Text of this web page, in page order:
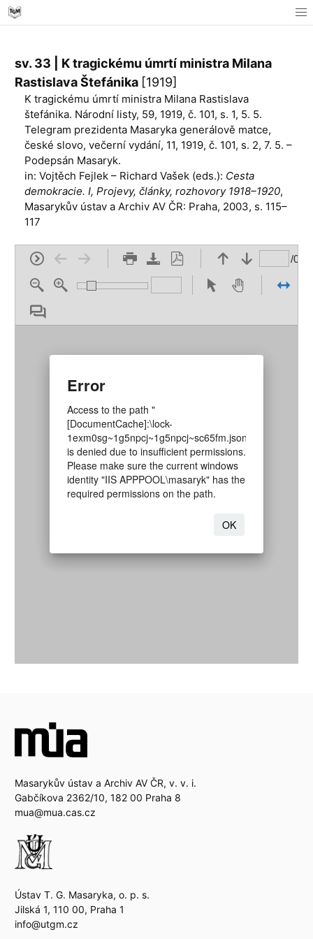
sv. 33 | K tragickému úmrtí ministra Milana
Rastislava Štefánika [1919]
K tragickému úmrtí ministra Milana Rastislava
štefánika. Národní listy, 59, 1919, č. 101, s. 1, 5. 5.
Telegram prezidenta Masaryka generálově matce,
české slovo, večer­ní vydání, 11, 1919, č. 101, s. 2, 7. 5. –
Podepsán Masaryk.
in: Vojtěch Fejlek – Richard Vašek (eds.): Cesta
demokracie. I, Projevy, články, rozhovory 1918–1920,
Masarykův ústav a Archiv AV ČR: Praha, 2003, s. 115–
117
Masarykův ústav a Archiv AV ČR, v. v. i.
Gabčíkova 2362/10, 182 00 Praha 8
mua@mua.cas.cz
Ústav T. G. Masaryka, o. p. s.
Jilská 1, 110 00, Praha 1
info@utgm.cz